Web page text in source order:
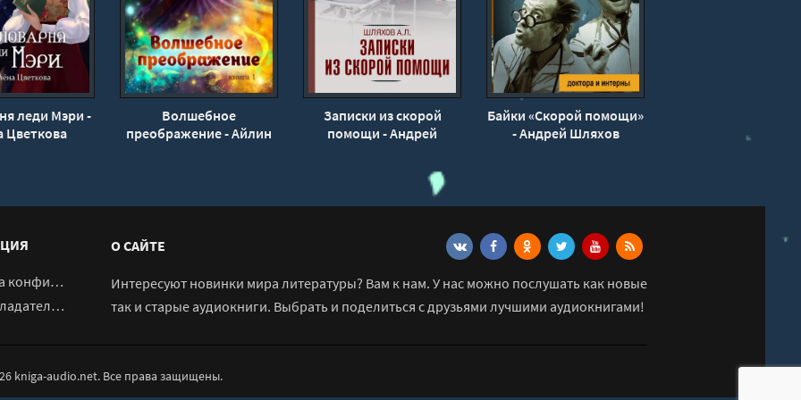
леди Мэри -
Цветкова
Волшебное
преображение - Айлин
Записки из скорой
помощи - Андрей
Байки «Скорой помощи»
- Андрей Шляхов
О САЙТЕ
Интересуют новинки мира литературы? Вам к нам. У нас можно послушать как новые
так и старые аудиокниги. Выбрать и поделиться с друзьями лучшими аудиокнигами!
kniga-audio.net. Все права защищены.